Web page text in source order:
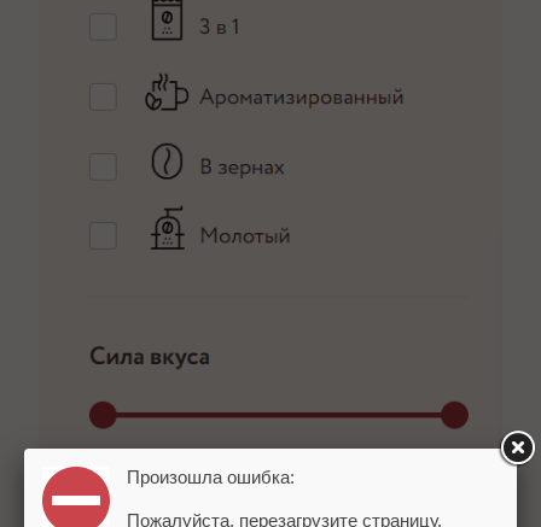
Произошла ошибка:
Пожалуйста, перезагрузите страницу.